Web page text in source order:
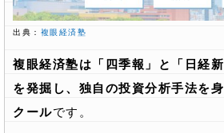
出典： 複眼経済塾
複眼経済塾は「四季報」と「日経
を発掘し、独自の投資分析手法を
クールです。